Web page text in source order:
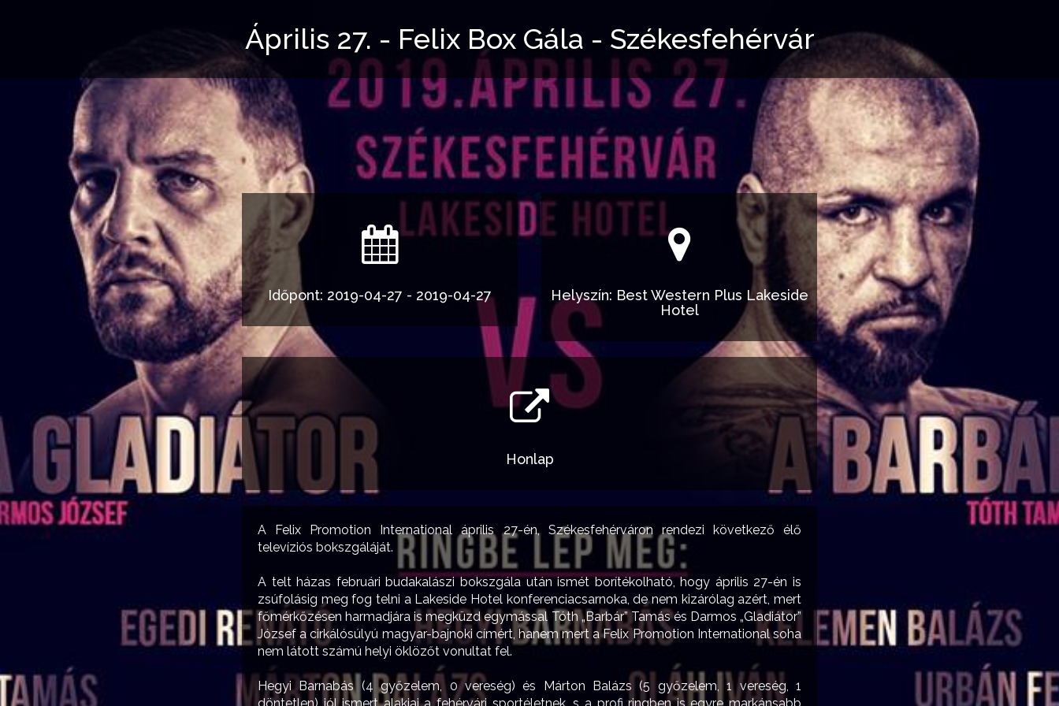
Április 27. - Felix Box Gála - Székesfehérvár
Időpont: 2019-04-27 - 2019-04-27
Helyszín: Best Western Plus Lakeside
Hotel
Honlap
A Felix Promotion International április 27-én, Székesfehérváron rendezi következő élő
televíziós bokszgáláját.
A telt házas februári budakalászi bokszgála után ismét borítékolható, hogy április 27-én is
zsúfolásig meg fog telni a Lakeside Hotel konferenciacsarnoka, de nem kizárólag azért, mert
főmérkőzésen harmadjára is megküzd egymással Tóth „Barbár” Tamás és Darmos „Gladiátor”
József a cirkálósúlyú magyar-bajnoki címért, hanem mert a Felix Promotion International soha
nem látott számú helyi öklözőt vonultat fel.
Hegyi Barnabás (4 győzelem, 0 vereség) és Márton Balázs (5 győzelem, 1 vereség, 1